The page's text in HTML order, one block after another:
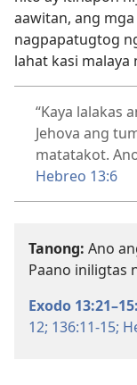
aawitan, ang
nagpapatugtog
lahat kasi malaya
“Kaya lalakas
Jehova ang
matatakot.
Hebreo 13:6
Tanong: Ano
Paano iniligtas
Exodo
12; 136:11-15;